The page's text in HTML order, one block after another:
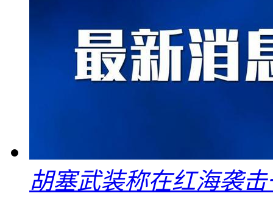
胡塞武装称在红海袭